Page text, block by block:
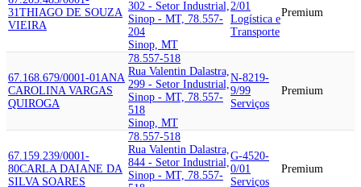
31THIAGO DE SOUZA
VIEIRA
302 - Setor Industrial,
Sinop - MT, 78.557-
204
Sinop, MT
2/01
Logística e
Transporte
Premium
67.168.679/0001-01ANA
CAROLINA VARGAS
QUIROGA
78.557-518
Rua Valentin Dalastra,
299 - Setor Industrial,
Sinop - MT, 78.557-
518
Sinop, MT
N-8219-
9/99
Serviços
Premium
67.159.239/0001-
80CARLA DAIANE DA
SILVA SOARES
78.557-518
Rua Valentin Dalastra,
844 - Setor Industrial,
Sinop - MT, 78.557-
G-4520-
0/01
Serviços
Premium